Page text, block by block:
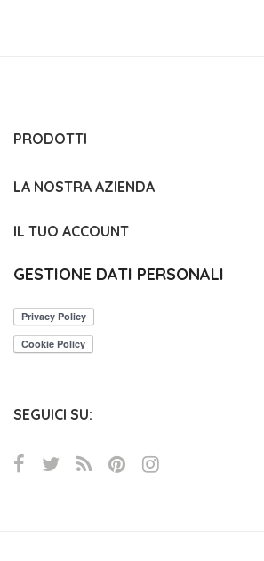
PRODOTTI
LA NOSTRA AZIENDA
IL TUO ACCOUNT
GESTIONE DATI PERSONALI
SEGUICI SU: